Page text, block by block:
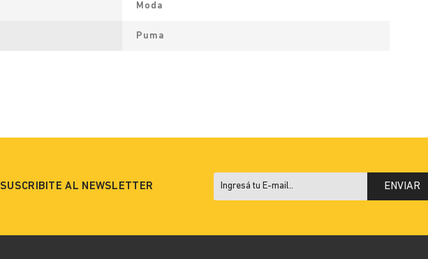
Moda
Puma
SUSCRIBITE AL NEWSLETTER ENVIAR